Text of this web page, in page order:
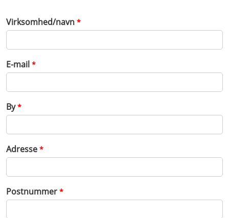
Virksomhed/navn *
E-mail *
By*
Adresse *
Postnummer *